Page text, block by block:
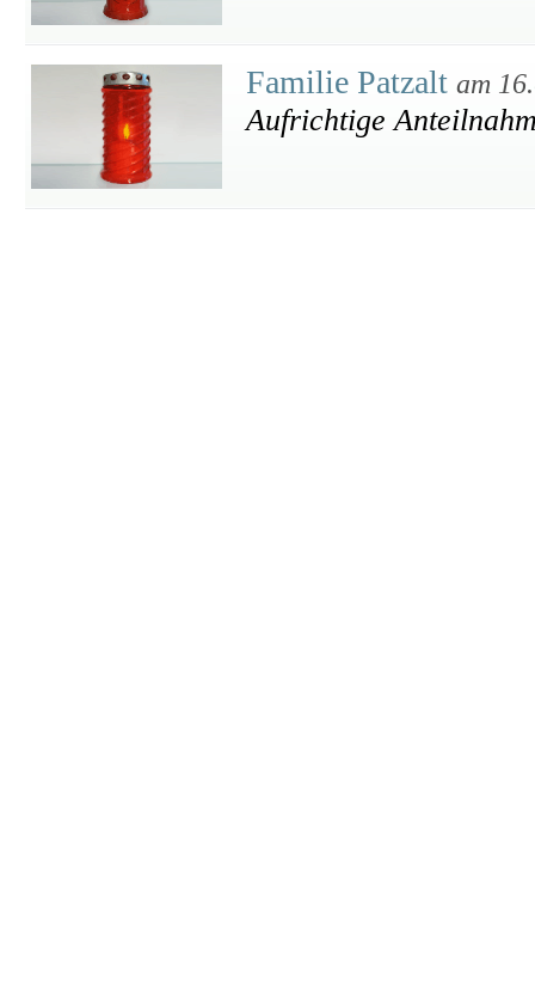
Familie Patzalt am
Aufrichtige